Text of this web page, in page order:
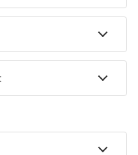
Unterkunft in Sudetes